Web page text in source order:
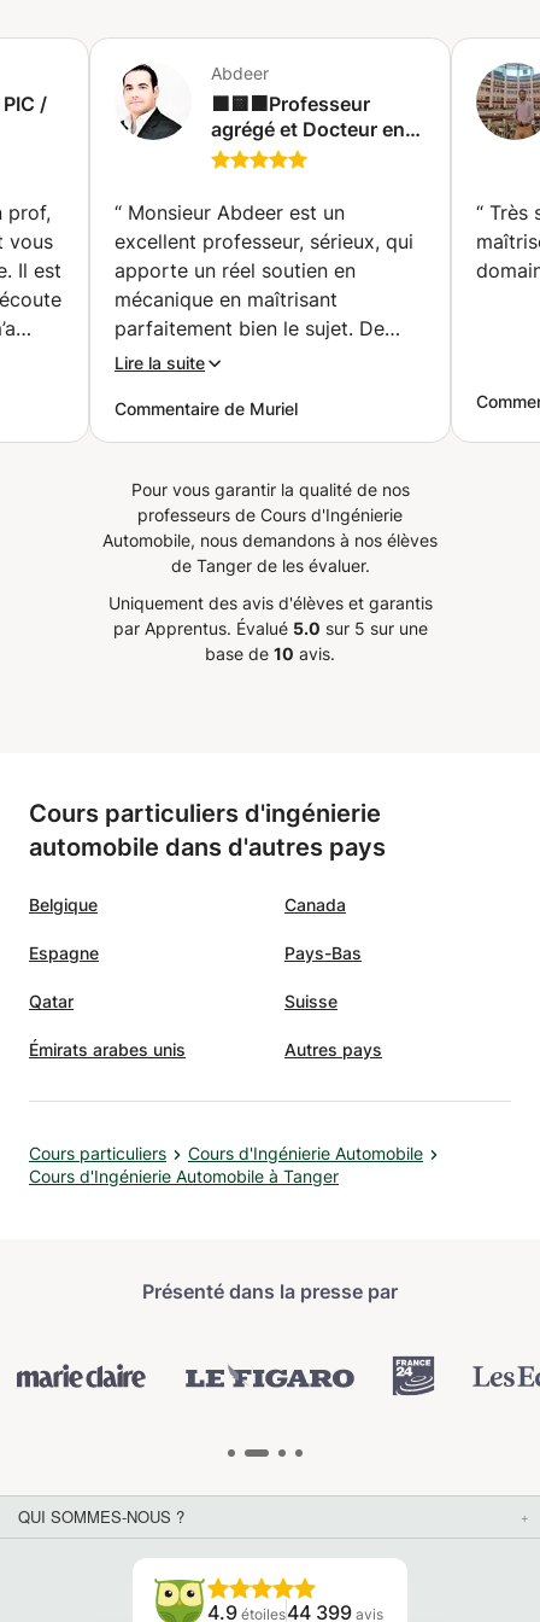
Contactez-moi pour un premier échange et un plan
d’apprentissage personnalisé.
/
prof,
vous
Abdeer
🟩🟨🟧Professeur
agrégé et Docteur en
génie mécanique
Sciences de l'ingénieur
pour CPGE bac S
(Montréal)
“ Monsieur Abdeer est un
excellent professeur, sérieux, qui
apporte un réel soutien en
mécanique en maîtrisant
parfaitement bien le sujet. De
plus. Il reste très flexible et
matières. Je le recommande
vivement. ”
Lire la suite
Commentaire de Muriel
“ Très
Pour vous garantir la qualité de nos
professeurs de Cours d'Ingénierie
Automobile, nous demandons à nos élèves
de Tanger de les évaluer.
Uniquement des avis d'élèves et garantis
par Apprentus. Évalué 5.0 sur 5 sur une
base de 10 avis.
Cours particuliers d'ingénierie
automobile dans d'autres pays
Belgique Canada
Espagne Pays-Bas
Qatar Suisse
Émirats arabes unis Autres pays
Cours particuliers
Cours d'Ingénierie Automobile
Cours d'Ingénierie Automobile à Tanger
Présenté dans la presse par
QUI SOMMES-NOUS ?
4.9 étoiles44 399 avis